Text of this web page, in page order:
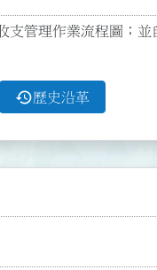
支管理作業流程圖；並
history歷史沿革